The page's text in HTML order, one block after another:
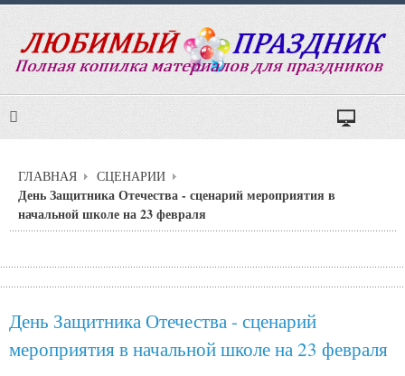
ГЛАВНАЯ СЦЕНАРИИ
День Защитника Отечества - сценарий мероприятия в
начальной школе на 23 февраля
День Защитника Отечества - сценарий
мероприятия в начальной школе на 23 февраля